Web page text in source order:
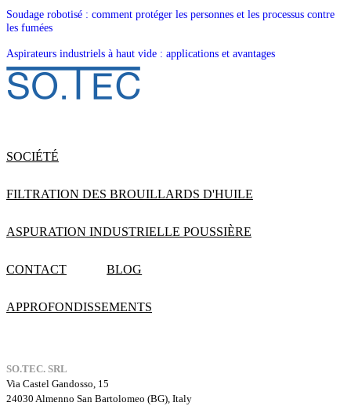
Soudage robotisé : comment protéger les personnes et les processus contre
les fumées
Aspirateurs industriels à haut vide : applications et avantages
SOCIÉTÉ
FILTRATION DES BROUILLARDS D'HUILE
ASPURATION INDUSTRIELLE POUSSIÈRE
CONTACT BLOG
APPROFONDISSEMENTS
SO.TEC. SRL
Via Castel Gandosso, 15
24030 Almenno San Bartolomeo (BG), Italy